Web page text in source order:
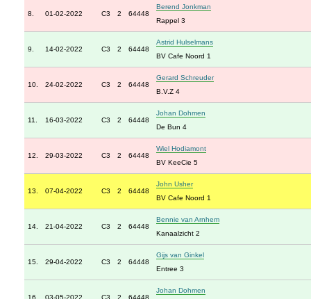
8. 01-02-2022 C3 2 64448
Berend Jonkman
Rappel 3
9. 14-02-2022 C3 2 64448
Astrid Hulselmans
BV Cafe Noord 1
10. 24-02-2022 C3 2 64448
Gerard Schreuder
B.V.Z 4
11. 16-03-2022 C3 2 64448
Johan Dohmen
De Bun 4
12. 29-03-2022 C3 2 64448
Wiel Hodiamont
BV KeeCie 5
13. 07-04-2022 C3 2 64448
John Usher
BV Cafe Noord 1
14. 21-04-2022 C3 2 64448
Bennie van Arnhem
Kanaalzicht 2
15. 29-04-2022 C3 2 64448
Gijs van Ginkel
Entree 3
16. 03-05-2022 C3 2 64448
Johan Dohmen